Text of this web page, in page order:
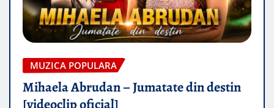
MUZICA POPULARA
Mihaela Abrudan – Jumatate din destin